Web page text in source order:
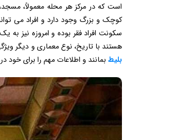
است که در مرکز هر محله معمولاً،
کوچک و بزرگ وجود دارد و افراد می
سکونت افراد فقر بوده و امروزه نیز
هستند با تاریخ، نوع معماری و دیگر
بلیط بمانند و اطلاعات مهم را برای خود